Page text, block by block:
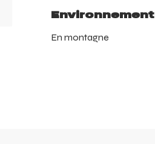
Environnement
Environnement
En montagne